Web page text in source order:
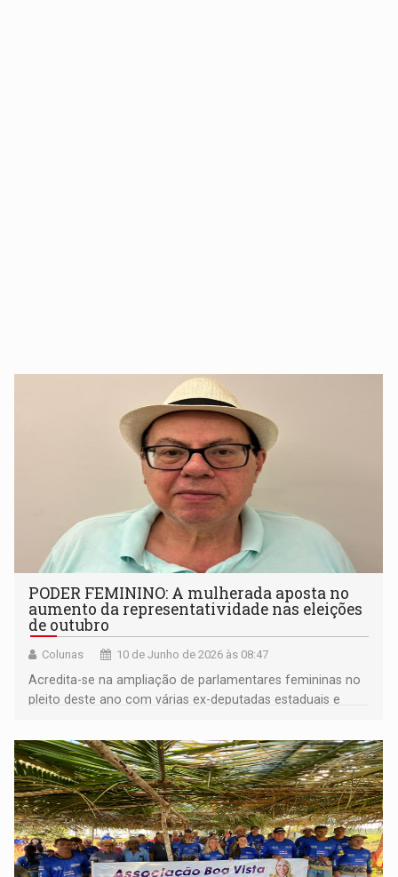
PODER FEMININO: A mulherada aposta no
aumento da representatividade nas eleições
de outubro
Colunas 10 de Junho de 2026 às 08:47
Acredita-se na ampliação de parlamentares femininas no
pleito deste ano com várias ex-deputadas estaduais e